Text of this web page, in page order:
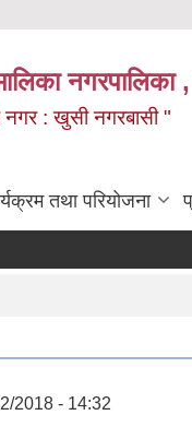
नगरपालिका
नगर : खुसी नगरबासी "
तथा परियोजना
2018 - 14:32